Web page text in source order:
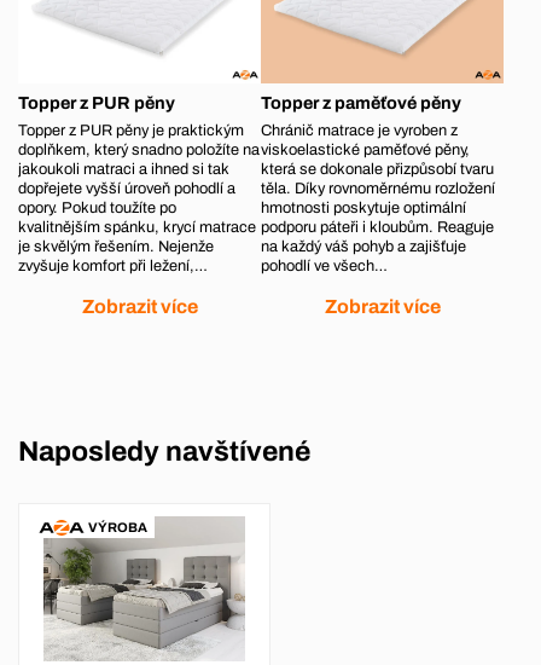
Topper z PUR pěny
Topper z PUR pěny je praktickým
doplňkem, který snadno položíte na
jakoukoli matraci a ihned si tak
dopřejete vyšší úroveň pohodlí a
opory. Pokud toužíte po
kvalitnějším spánku, krycí matrace
je skvělým řešením. Nejenže
zvyšuje komfort při ležení,…
Zobrazit více
Topper z paměťové pěny
Chránič matrace je vyroben z
viskoelastické paměťové pěny,
která se dokonale přizpůsobí tvaru
těla. Díky rovnoměrnému rozložení
hmotnosti poskytuje optimální
podporu páteři i kloubům. Reaguje
na každý váš pohyb a zajišťuje
pohodlí ve všech…
Zobrazit více
Naposledy navštívené
VÝROBA